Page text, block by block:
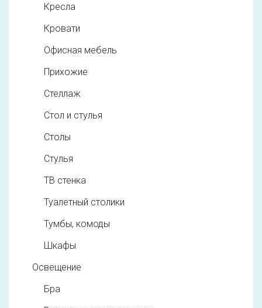
Кресла
Кровати
Офисная мебель
Прихожие
Стеллаж
Стол и стулья
Столы
Стулья
ТВ стенка
Туалетный столики
Тумбы, комоды
Шкафы
Освещение
Бра